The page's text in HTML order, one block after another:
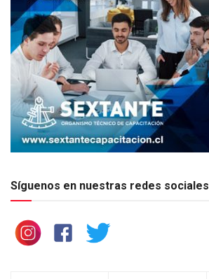
Síguenos en nuestras redes sociales